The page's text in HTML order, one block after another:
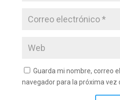
Guarda mi nombre, correo
navegador para la próxima vez